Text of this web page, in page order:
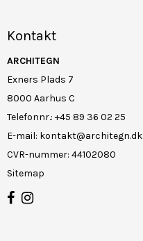
Kontakt
ARCHITEGN
Exners Plads 7
8000 Aarhus C
Telefonnr.: +45 89 36 02 25
E-mail: kontakt@architegn.dk
CVR-nummer: 44102080
Sitemap